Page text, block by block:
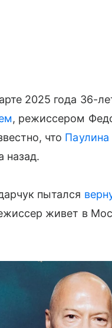
2025 года 36-
, режиссером
что Паулина
назад.
пытался
живет в